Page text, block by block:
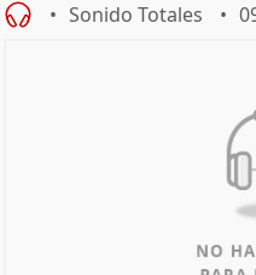
Sonido Totales